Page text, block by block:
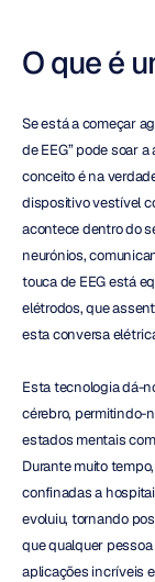
O que é
Se está a começar
de EEG” pode soar
conceito é na
dispositivo vestível
acontece dentro do
neurónios,
touca de EEG está
elétrodos, que
esta conversa
Esta tecnologia dá-
cérebro, permitindo-
estados mentais
Durante muito
confinadas a
evoluiu, tornando
que qualquer
aplicações incríveis